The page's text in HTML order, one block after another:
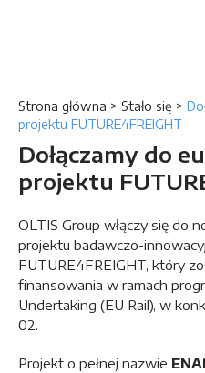
Strona główna > Stało się >
projektu FUTURE4FREIGHT
Dołączamy do
projektu
OLTIS Group włączy się do
projektu badawczo-
FUTURE4FREIGHT, który
finansowania w ramach
Undertaking (EU Rail), w
02.
Projekt o pełnej nazwie